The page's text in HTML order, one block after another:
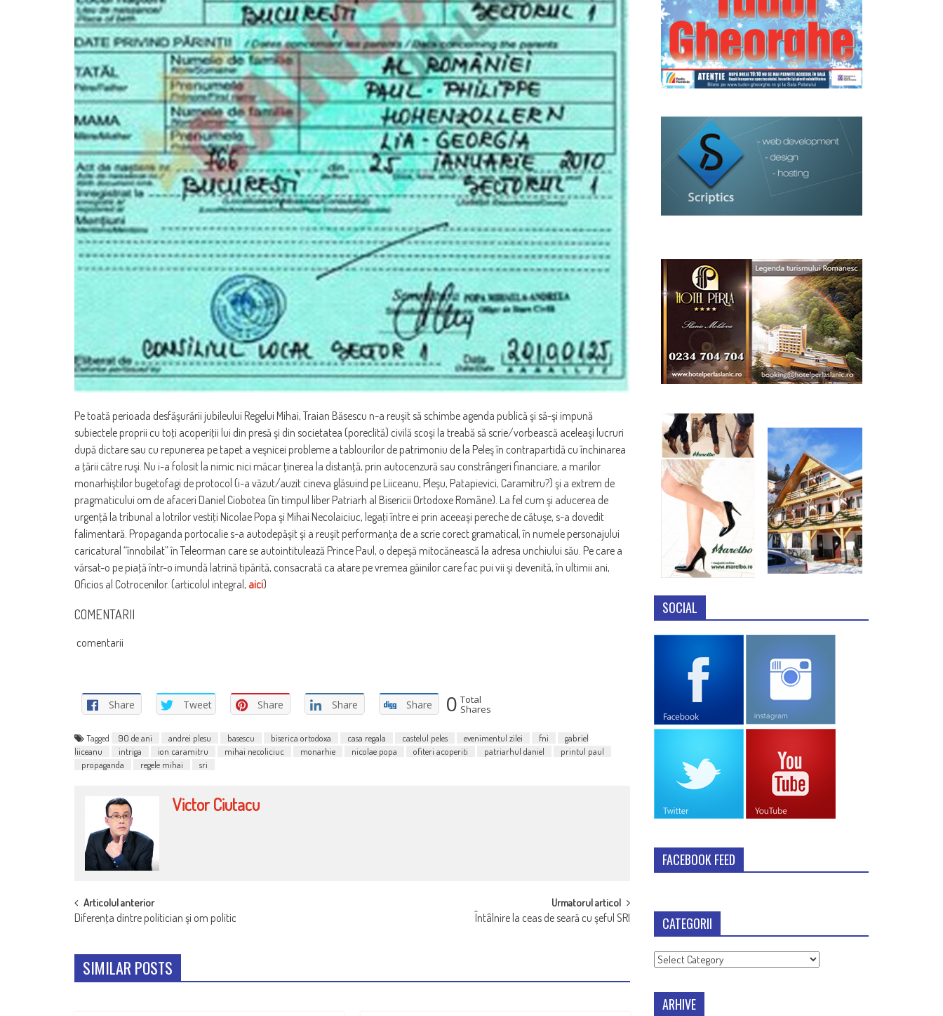
Pe toată perioada desfăşurării jubileului Regelui Mihai, Traian Băsescu n-a reuşit să schimbe agenda publică şi să-şi impună
subiectele proprii cu toţi acoperiţii lui din presă şi din societatea (poreclită) civilă scoşi la treabă să scrie/vorbească aceleaşi lucruri
după dictare sau cu repunerea pe tapet a veşnicei probleme a tablourilor de patrimoniu de la Peleş în contrapartidă cu închinarea
a ţării către ruşi. Nu i-a folosit la nimic nici măcar ţinerea la distanţă, prin autocenzură sau constrângeri financiare, a marilor
monarhiştilor bugetofagi de protocol (i-a văzut/auzit cineva glăsuind pe Liiceanu, Pleşu, Patapievici, Caramitru?) şi a extrem de
pragmaticului om de afaceri Daniel Ciobotea (în timpul liber Patriarh al Bisericii Ortodoxe Române). La fel cum şi aducerea de
urgenţă la tribunal a lotrilor vestiţi Nicolae Popa şi Mihai Necolaiciuc, legaţi între ei prin aceeaşi pereche de cătuşe, s-a dovedit
falimentară. Propaganda portocalie s-a autodepăşit şi a reuşit performanţa de a scrie corect gramatical, în numele personajului
caricatural “înnobilat” în Teleorman care se autointitulează Prince Paul, o depeşă mitocănească la adresa unchiului său. Pe care a
vărsat-o pe piaţă într-o imundă latrină tipărită, consacrată ca atare pe vremea găinilor care fac pui vii şi devenită, în ultimii ani,
Oficios al Cotrocenilor. (articolul integral, aici)
COMENTARII
comentarii
Share Tweet Share Share Share 0 Total
Shares
Tagged 90 de ani andrei plesu basescu biserica ortodoxa casa regala castelul peles evenimentul zilei fni
gabriel
liiceanu
intriga ion caramitru mihai necoliciuc monarhie nicolae popa ofiteri acoperiti patriarhul daniel
printul paul
propaganda
regele mihai sri
Victor Ciutacu
POST
NAVIGATION
Articolul anterior
Diferenţa dintre politician şi om politic
Urmatorul articol
Întâlnire la ceas de seară cu şeful SRI
SIMILAR POSTS
SOCIAL
FACEBOOK FEED
CATEGORII
Categorii
ARHIVE